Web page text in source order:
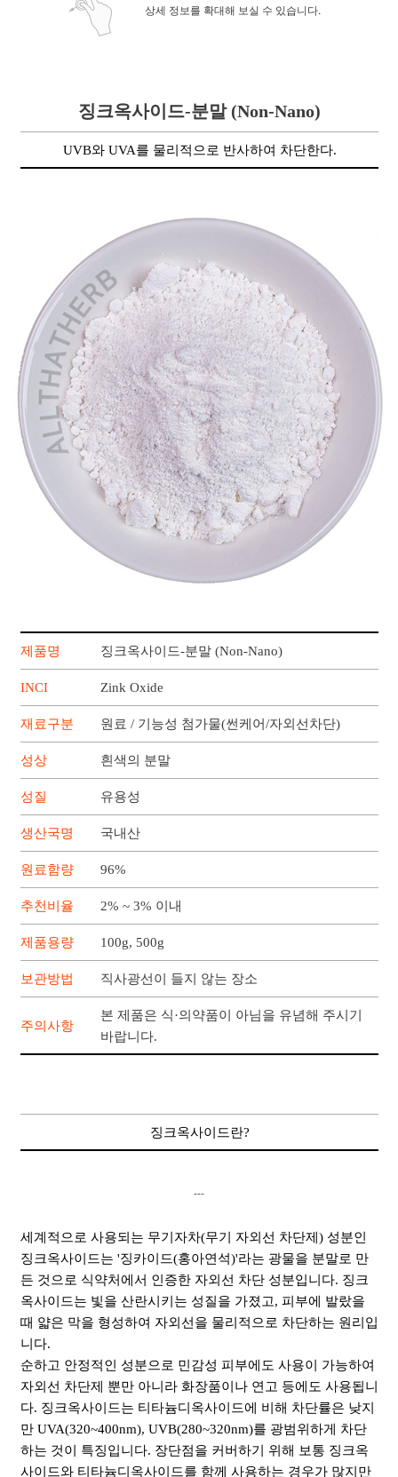
상세 정보를 확대해 보실 수 있습니다.
징크옥사이드-분말 (Non-Nano)
UVB와 UVA를 물리적으로 반사하여 차단한다.
제품명 징크옥사이드-분말 (Non-Nano)
INCI Zink Oxide
재료구분 원료 / 기능성 첨가물(썬케어/자외선차단)
성상 흰색의 분말
성질 유용성
생산국명 국내산
원료함량 96%
추천비율 2% ~ 3% 이내
제품용량 100g, 500g
보관방법 직사광선이 들지 않는 장소
주의사항
본 제품은 식·의약품이 아님을 유념해 주시기
바랍니다.
징크옥사이드란?
---
세계적으로 사용되는 무기자차(무기 자외선 차단제) 성분인
징크옥사이드는 '징카이드(홍아연석)'라는 광물을 분말로 만
든 것으로 식약처에서 인증한 자외선 차단 성분입니다. 징크
옥사이드는 빛을 산란시키는 성질을 가졌고, 피부에 발랐을
때 얇은 막을 형성하여 자외선을 물리적으로 차단하는 원리입
니다.
순하고 안정적인 성분으로 민감성 피부에도 사용이 가능하여
자외선 차단제 뿐만 아니라 화장품이나 연고 등에도 사용됩니
다. 징크옥사이드는 티타늄디옥사이드에 비해 차단률은 낮지
만 UVA(320~400nm), UVB(280~320nm)를 광범위하게 차단
하는 것이 특징입니다. 장단점을 커버하기 위해 보통 징크옥
사이드와 티타늄디옥사이드를 함께 사용하는 경우가 많지만